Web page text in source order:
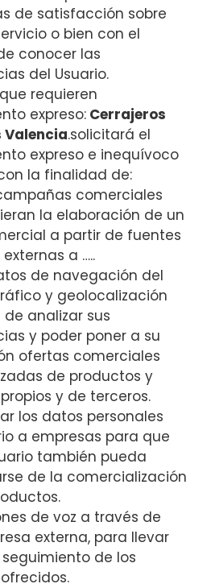
de satisfacción sobre
o bien con el
conocer las
del Usuario.
requieren
expreso: Cerrajeros
Valencia.solicitará el
expreso e inequívoco
la finalidad de:
comerciales
la elaboración de un
a partir de fuentes
a …..
de navegación del
y geolocalización
analizar sus
y poder poner a su
ofertas comerciales
de productos y
y de terceros.
los datos personales
a empresas para que
también pueda
de la comercialización
de voz a través de
externa, para llevar
de los